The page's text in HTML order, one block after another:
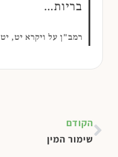
בריות…
רמב"ן על ויקרא יט, יט
הקודם
שימור המין